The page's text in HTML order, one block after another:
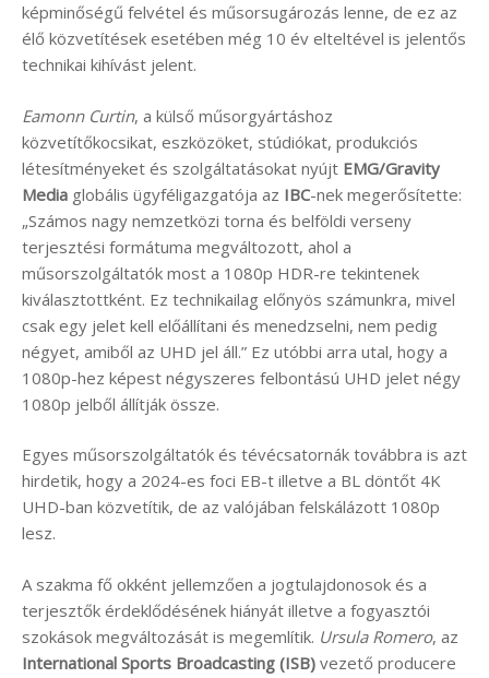
képminőségű felvétel és műsorsugározás lenne, de ez az
élő közvetítések esetében még 10 év elteltével is jelentős
technikai kihívást jelent.
Eamonn Curtin, a külső műsorgyártáshoz
közvetítőkocsikat, eszközöket, stúdiókat, produkciós
létesítményeket és szolgáltatásokat nyújt EMG/Gravity
Media globális ügyféligazgatója az IBC-nek megerősítette:
„Számos nagy nemzetközi torna és belföldi verseny
terjesztési formátuma megváltozott, ahol a
műsorszolgáltatók most a 1080p HDR-re tekintenek
kiválasztottként. Ez technikailag előnyös számunkra, mivel
csak egy jelet kell előállítani és menedzselni, nem pedig
négyet, amiből az UHD jel áll.” Ez utóbbi arra utal, hogy a
1080p-hez képest négyszeres felbontású UHD jelet négy
1080p jelből állítják össze.
Egyes műsorszolgáltatók és tévécsatornák továbbra is azt
hirdetik, hogy a 2024-es foci EB-t illetve a BL döntőt 4K
UHD-ban közvetítik, de az valójában felskálázott 1080p
lesz.
A szakma fő okként jellemzően a jogtulajdonosok és a
terjesztők érdeklődésének hiányát illetve a fogyasztói
szokások megváltozását is megemlítik. Ursula Romero, az
International Sports Broadcasting (ISB) vezető producere